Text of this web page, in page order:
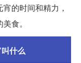
的时间和精力，
食。
叫什么